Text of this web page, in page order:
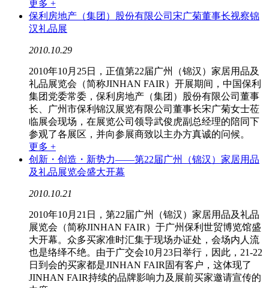
更多 +
保利房地产（集团）股份有限公司宋广菊董事长视察锦
汉礼品展
2010.10.29
2010年10月25日，正值第22届广州（锦汉）家居用品及
礼品展览会（简称JINHAN FAIR）开展期间，中国保利
集团党委常委，保利房地产（集团）股份有限公司董事
长、广州市保利锦汉展览有限公司董事长宋广菊女士莅
临展会现场，在展览公司领导武俊虎副总经理的陪同下
参观了各展区，并向参展商致以主办方真诚的问候。
更多 +
创新・创造・新势力――第22届广州（锦汉）家居用品
及礼品展览会盛大开幕
2010.10.21
2010年10月21日，第22届广州（锦汉）家居用品及礼品
展览会（简称JINHAN FAIR）于广州保利世贸博览馆盛
大开幕。众多买家准时汇集于现场办证处，会场内人流
也是络绎不绝。由于广交会10月23日举行，因此，21-22
日到会的买家都是JINHAN FAIR固有客户，这体现了
JINHAN FAIR持续的品牌影响力及展前买家邀请宣传的